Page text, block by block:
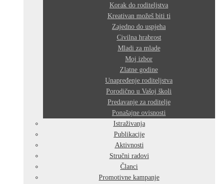
Korak do roditeljstva
Kreativan možeš biti ti
Zajedno do uspjeha
Civilna hrabrost
Mladi za mlade
Moj izbor
Zlatne godine
Unapređenje roditeljstva
Porodično u Vašoj školi
Predavanje za roditelje
Ponašajne ovisnosti
Istraživanja
Publikacije
Aktivnosti
Stručni radovi
Članci
Promotivne kampanje